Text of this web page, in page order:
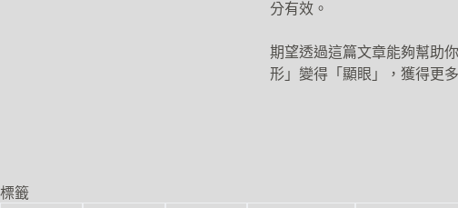
分有效。
期望透過這篇文章能夠幫助
形」變得「顯眼」，獲得更
標籤